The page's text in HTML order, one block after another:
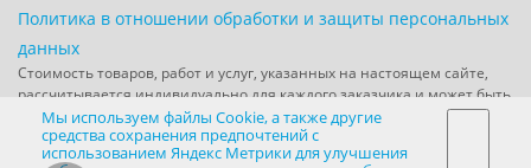
Политика в отношении обработки и защиты персональных
данных
Стоимость товаров, работ и услуг, указанных на настоящем сайте,
рассчитывается индивидуально для каждого заказчика и может быть
направлена по запросу заказчика в форме коммерческого
предложения.
Используя наш сайт, Вы даете согласие ООО “1С-КПД" на сбор,
Мы используем файлы Cookie, а также другие
средства сохранения предпочтений с
использованием Яндекс Метрики для улучшения